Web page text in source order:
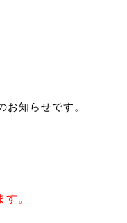
知らせです。
。